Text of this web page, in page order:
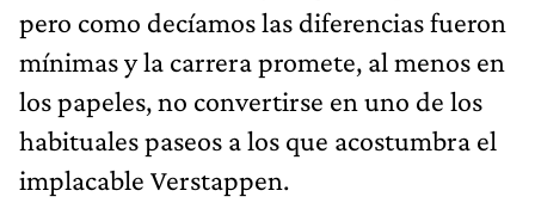
pero como decíamos las diferencias fueron
mínimas y la carrera promete, al menos en
los papeles, no convertirse en uno de los
habituales paseos a los que acostumbra el
implacable Verstappen.